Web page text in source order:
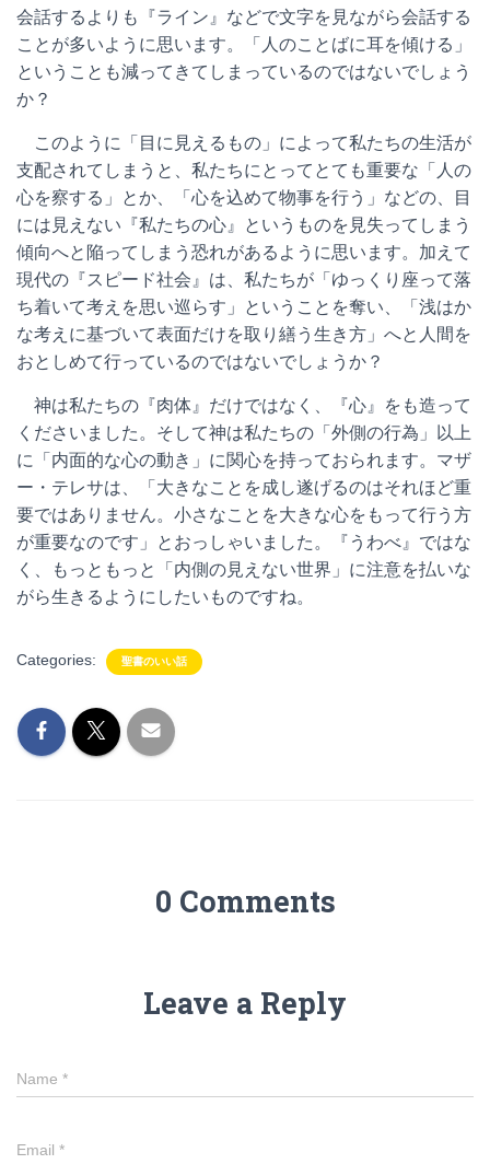
会話するよりも『ライン』などで文字を見ながら会話する
ことが多いように思います。「人のことばに耳を傾ける」
ということも減ってきてしまっているのではないでしょう
か？
このように「目に見えるもの」によって私たちの生活が
支配されてしまうと、私たちにとってとても重要な「人の
心を察する」とか、「心を込めて物事を行う」などの、目
には見えない『私たちの心』というものを見失ってしまう
傾向へと陥ってしまう恐れがあるように思います。加えて
現代の『スピード社会』は、私たちが「ゆっくり座って落
ち着いて考えを思い巡らす」ということを奪い、「浅はか
な考えに基づいて表面だけを取り繕う生き方」へと人間を
おとしめて行っているのではないでしょうか？
神は私たちの『肉体』だけではなく、『心』をも造って
くださいました。そして神は私たちの「外側の行為」以上
に「内面的な心の動き」に関心を持っておられます。マザ
ー・テレサは、「大きなことを成し遂げるのはそれほど重
要ではありません。小さなことを大きな心をもって行う方
が重要なのです」とおっしゃいました。『うわべ』ではな
く、もっともっと「内側の見えない世界」に注意を払いな
がら生きるようにしたいものですね。
Categories: 聖書のいい話
0 Comments
Leave a Reply
Name *
Email *